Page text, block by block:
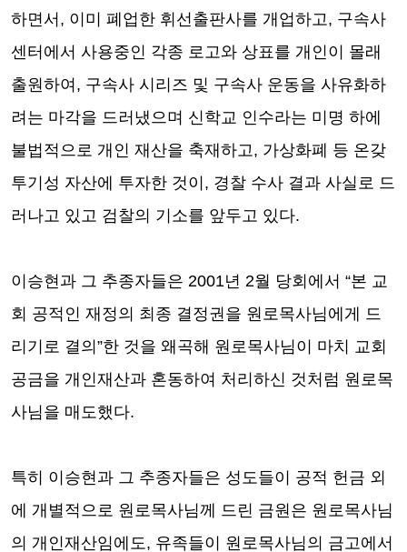
하면서 , 이미 폐업한 휘선출판사를 개업하고, 구속사
센터에서 사용중인 각종 로고와 상표를 개인이 몰래
출원하여 , 구속사 시리즈 및 구속사 운동을 사유화하
려는 마각을 드러냈으며 신학교 인수라는 미명 하에
불법적으로 개인 재산을 축재하고, 가상화폐 등 온갖
투기성 자산에 투자한 것이 , 경찰 수사 결과 사실로 드
러나고 있고 검찰의 기소를 앞두고 있다.
이승현과 그 추종자들은 2001년 2월 당회에서 “본 교
회 공적인 재정의 최종 결정권을 원로목사님에게 드
리기로 결의 ”한 것을 왜곡해 원로목사님이 마치 교회
공금을 개인재산과 혼동하여 처리하신 것처럼 원로목
사님을 매도했다.
특히 이승현과 그 추종자들은 성도들이 공적 헌금 외
에 개별적으로 원로목사님께 드린 금원은 원로목사님
의 개인재산임에도, 유족들이 원로목사님의 금고에서